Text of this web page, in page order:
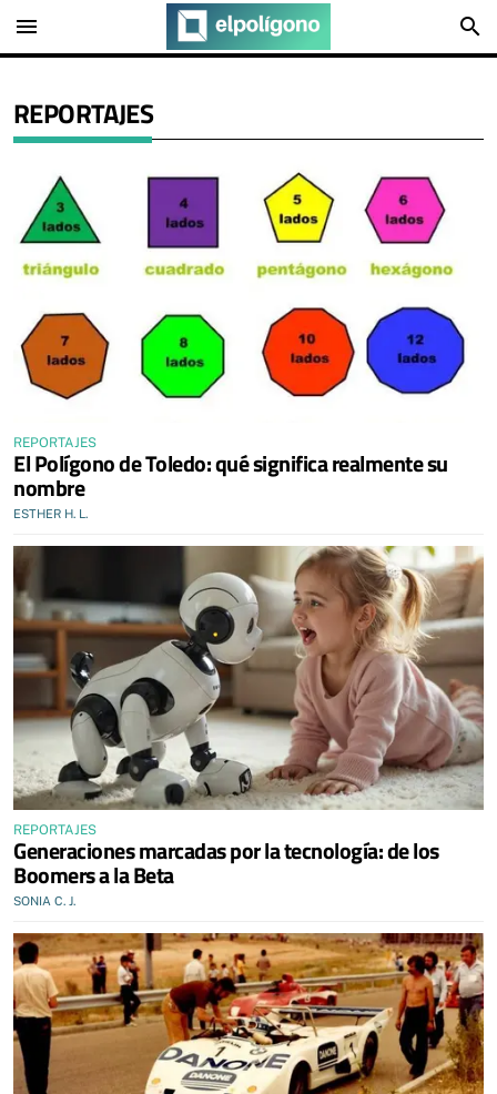
menu search
REPORTAJES
REPORTAJES
El Polígono de Toledo: qué significa realmente su
nombre
ESTHER H. L.
REPORTAJES
Generaciones marcadas por la tecnología: de los
Boomers a la Beta
SONIA C. J.